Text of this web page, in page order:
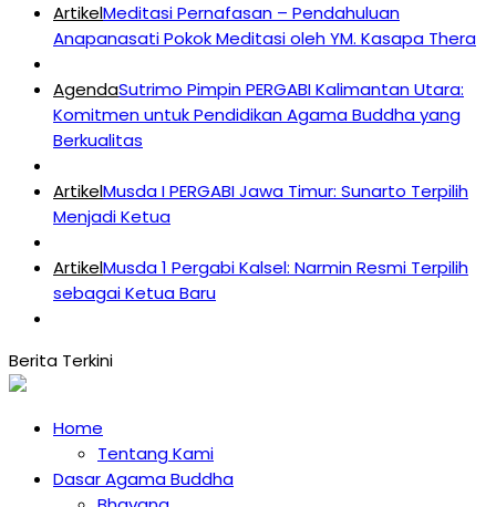
ArtikelMeditasi Pernafasan – Pendahuluan
Anapanasati Pokok Meditasi oleh YM. Kasapa Thera
AgendaSutrimo Pimpin PERGABI Kalimantan Utara:
Komitmen untuk Pendidikan Agama Buddha yang
Berkualitas
ArtikelMusda I PERGABI Jawa Timur: Sunarto Terpilih
Menjadi Ketua
ArtikelMusda 1 Pergabi Kalsel: Narmin Resmi Terpilih
sebagai Ketua Baru
Home
Tentang Kami
Dasar Agama Buddha